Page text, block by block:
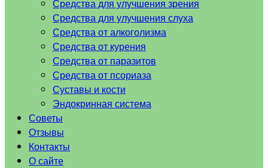
Средства для улучшения зрения
Средства для улучшения слуха
Средства от алкоголизма
Средства от курения
Средства от паразитов
Средства от псориаза
Суставы и кости
Эндокринная система
Советы
Отзывы
Контакты
О сайте